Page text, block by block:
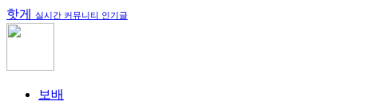
핫게 실시간 커뮤니티 인기글
보배